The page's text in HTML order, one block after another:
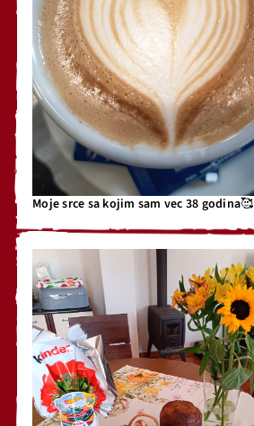
Moje srce sa kojim sam vec 38 godina🥰